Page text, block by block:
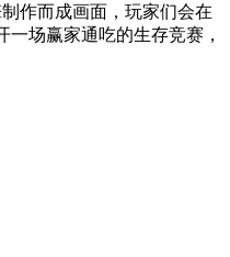
作而成画面，玩家们会在
场赢家通吃的生存竞赛，